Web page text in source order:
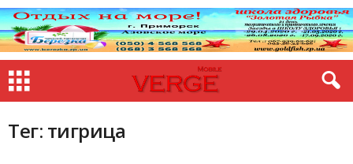
Тег: тигрица